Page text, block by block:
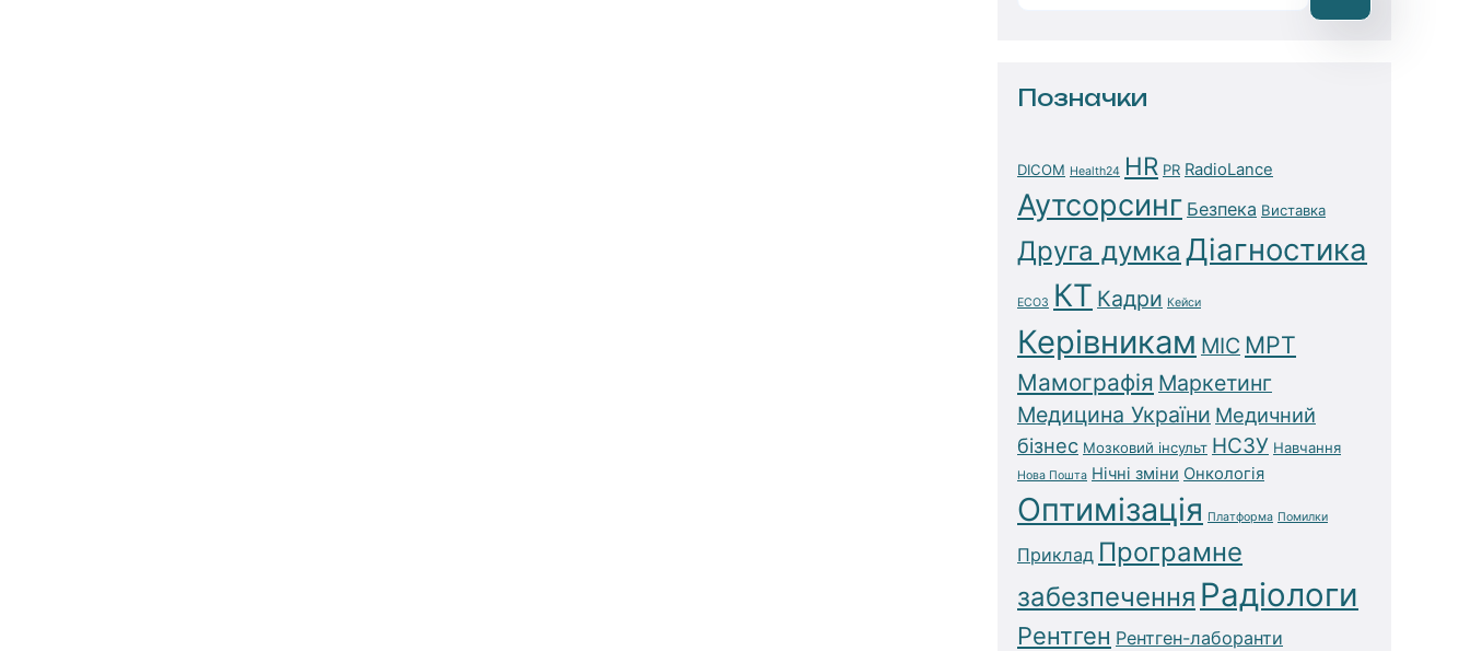
Позначки
DICOM Health24 HR PR RadioLance
Аутсорсинг Безпека Виставка
Друга думка Діагностика
ЕСОЗ КТ Кадри Кейси
Керівникам МІС МРТ
Мамографія Маркетинг
Медицина України Медичний
бізнес Мозковий інсульт НСЗУ Навчання
Нова Пошта Нічні зміни Онкологія
Оптимізація Платформа Помилки
Приклад Програмне
забезпечення Радіологи
Рентген Рентген-лаборанти